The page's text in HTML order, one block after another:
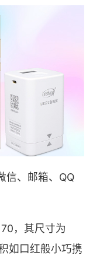
信、邮箱、QQ
，其尺寸为
如口红般小巧携